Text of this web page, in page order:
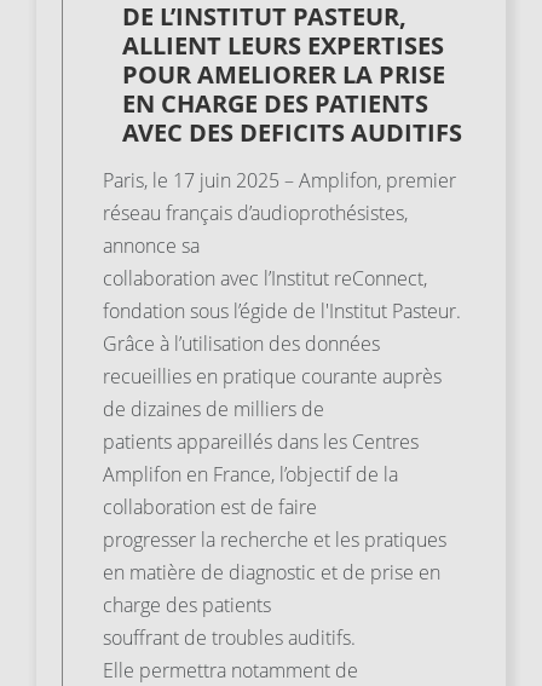
DE L’INSTITUT PASTEUR,
ALLIENT LEURS EXPERTISES
POUR AMELIORER LA PRISE
EN CHARGE DES PATIENTS
AVEC DES DEFICITS AUDITIFS
Paris, le 17 juin 2025 – Amplifon, premier
réseau français d’audioprothésistes,
annonce sa
collaboration avec l’Institut reConnect,
fondation sous l’égide de l'Institut Pasteur.
Grâce à l’utilisation des données
recueillies en pratique courante auprès
de dizaines de milliers de
patients appareillés dans les Centres
Amplifon en France, l’objectif de la
collaboration est de faire
progresser la recherche et les pratiques
en matière de diagnostic et de prise en
charge des patients
souffrant de troubles auditifs.
Elle permettra notamment de